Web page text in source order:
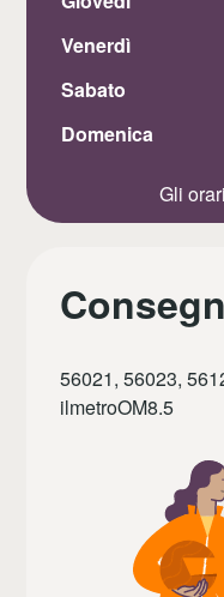
Venerdì
Sabato
Domenica
Gli
56021, 56023,
ilmetroOM8.5